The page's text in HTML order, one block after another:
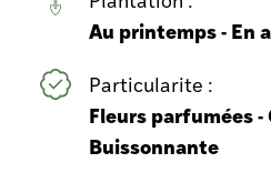
Au printemps - En
Particularite :
Fleurs parfumées -
Buissonnante